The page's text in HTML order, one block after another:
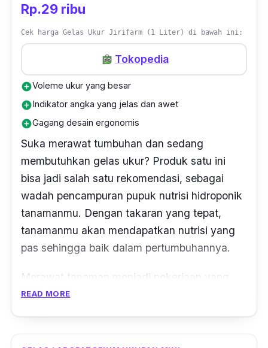
Rp.29 ribu
Cek harga Gelas Ukur Jirifarm (1 Liter) di bawah ini:
Tokopedia
add_circleVoleme ukur yang besar
add_circleIndikator angka yang jelas dan awet
add_circleGagang desain ergonomis
Suka merawat tumbuhan dan sedang
membutuhkan gelas ukur? Produk satu ini
bisa jadi salah satu rekomendasi, sebagai
wadah pencampuran pupuk nutrisi hidroponik
tanamanmu. Dengan takaran yang tepat,
tanamanmu akan mendapatkan nutrisi yang
pas sehingga baik dalam pertumbuhannya.
Merawat tanaman menjadi pekerjaan yang
mudah, dengan ukuran gelas ukur yang
READ MORE